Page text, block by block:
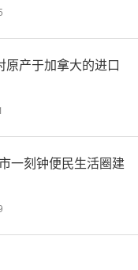
产于加拿大的进口
一刻钟便民生活圈建